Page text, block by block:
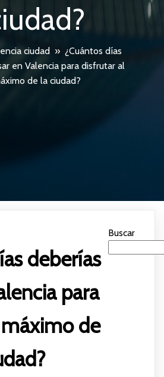
ciudad » ¿Cuántos días
en Valencia para disfrutar al
de la ciudad?
deberías
para
de
Buscar